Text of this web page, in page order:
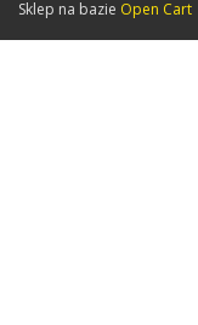
Sklep na bazie Open Cart